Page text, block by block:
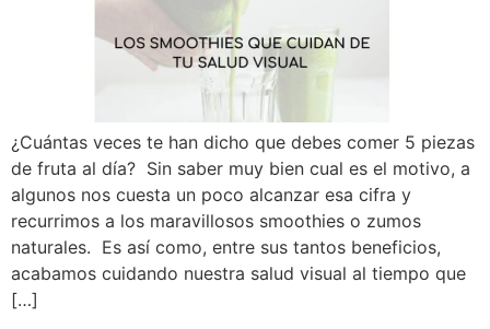
¿Cuántas veces te han dicho que debes comer 5 piezas
de fruta al día? Sin saber muy bien cual es el motivo, a
algunos nos cuesta un poco alcanzar esa cifra y
recurrimos a los maravillosos smoothies o zumos
naturales. Es así como, entre sus tantos beneficios,
acabamos cuidando nuestra salud visual al tiempo que
[…]